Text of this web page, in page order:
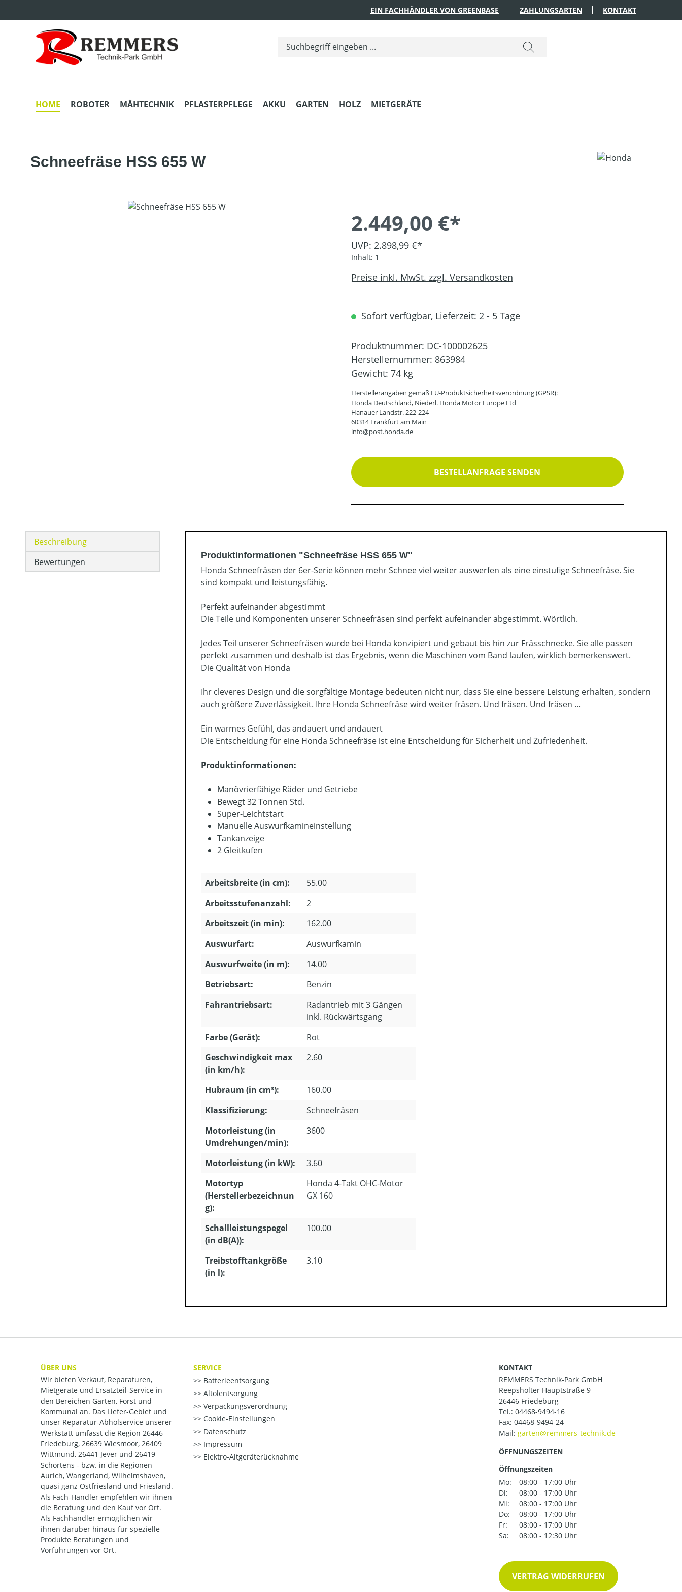
EIN FACHHÄNDLER VON GREENBASE ZAHLUNGSARTEN KONTAKT
HOME ROBOTER MÄHTECHNIK PFLASTERPFLEGE AKKU GARTEN HOLZ MIETGERÄTE
Schneefräse HSS 655 W
2.449,00 €*
UVP: 2.898,99 €*
Inhalt: 1
Preise inkl. MwSt. zzgl. Versandkosten
Sofort verfügbar, Lieferzeit: 2 - 5 Tage
Produktnummer: DC-100002625
Herstellernummer: 863984
Gewicht: 74 kg
Herstellerangaben gemäß EU-Produktsicherheitsverordnung (GPSR):
Honda Deutschland, Niederl. Honda Motor Europe Ltd
Hanauer Landstr. 222-224
60314 Frankfurt am Main
info@post.honda.de
BESTELLANFRAGE SENDEN
Beschreibung
Bewertungen
Produktinformationen "Schneefräse HSS 655 W"
Honda Schneefräsen der 6er-Serie können mehr Schnee viel weiter auswerfen als eine einstufige Schneefräse. Sie
sind kompakt und leistungsfähig.
Perfekt aufeinander abgestimmt
Die Teile und Komponenten unserer Schneefräsen sind perfekt aufeinander abgestimmt. Wörtlich.
Jedes Teil unserer Schneefräsen wurde bei Honda konzipiert und gebaut bis hin zur Frässchnecke. Sie alle passen
perfekt zusammen und deshalb ist das Ergebnis, wenn die Maschinen vom Band laufen, wirklich bemerkenswert.
Die Qualität von Honda
Ihr cleveres Design und die sorgfältige Montage bedeuten nicht nur, dass Sie eine bessere Leistung erhalten, sondern
auch größere Zuverlässigkeit. Ihre Honda Schneefräse wird weiter fräsen. Und fräsen. Und fräsen ...
Ein warmes Gefühl, das andauert und andauert
Die Entscheidung für eine Honda Schneefräse ist eine Entscheidung für Sicherheit und Zufriedenheit.
Produktinformationen:
Manövrierfähige Räder und Getriebe
Bewegt 32 Tonnen Std.
Super-Leichtstart
Manuelle Auswurfkamineinstellung
Tankanzeige
2 Gleitkufen
Arbeitsbreite (in cm):
55.00
Arbeitsstufenanzahl:
2
Arbeitszeit (in min):
162.00
Auswurfart:
Auswurfkamin
Auswurfweite (in m):
14.00
Betriebsart:
Benzin
Fahrantriebsart:
Radantrieb mit 3 Gängen
inkl. Rückwärtsgang
Farbe (Gerät):
Rot
Geschwindigkeit max
(in km/h):
2.60
Hubraum (in cm³):
160.00
Klassifizierung:
Schneefräsen
Motorleistung (in
Umdrehungen/min):
3600
Motorleistung (in kW):
3.60
Motortyp
(Herstellerbezeichnun
g):
Honda 4-Takt OHC-Motor
GX 160
Schallleistungspegel
(in dB(A)):
100.00
Treibstofftankgröße
(in l):
3.10
ÜBER UNS
Wir bieten Verkauf, Reparaturen,
Mietgeräte und Ersatzteil-Service in
den Bereichen Garten, Forst und
Kommunal an. Das Liefer-Gebiet und
unser Reparatur-Abholservice unserer
Werkstatt umfasst die Region 26446
Friedeburg, 26639 Wiesmoor, 26409
Wittmund, 26441 Jever und 26419
Schortens - bzw. in die Regionen
Aurich, Wangerland, Wilhelmshaven,
quasi ganz Ostfriesland und Friesland.
Als Fach-Händler empfehlen wir ihnen
die Beratung und den Kauf vor Ort.
Als Fachhändler ermöglichen wir
ihnen darüber hinaus für spezielle
Produkte Beratungen und
Vorführungen vor Ort.
SERVICE
Batterieentsorgung
Altölentsorgung
Verpackungsverordnung
Cookie-Einstellungen
Datenschutz
Impressum
Elektro-Altgeräterücknahme
KONTAKT
REMMERS Technik-Park GmbH
Reepsholter Hauptstraße 9
26446 Friedeburg
Tel.: 04468-9494-16
Fax: 04468-9494-24
Mail:
ÖFFNUNGSZEITEN
Öffnungszeiten
Mo:
08:00 - 17:00 Uhr
Di:
08:00 - 17:00 Uhr
Mi:
08:00 - 17:00 Uhr
Do:
08:00 - 17:00 Uhr
Fr:
08:00 - 17:00 Uhr
Sa:
08:00 - 12:30 Uhr
VERTRAG WIDERRUFEN